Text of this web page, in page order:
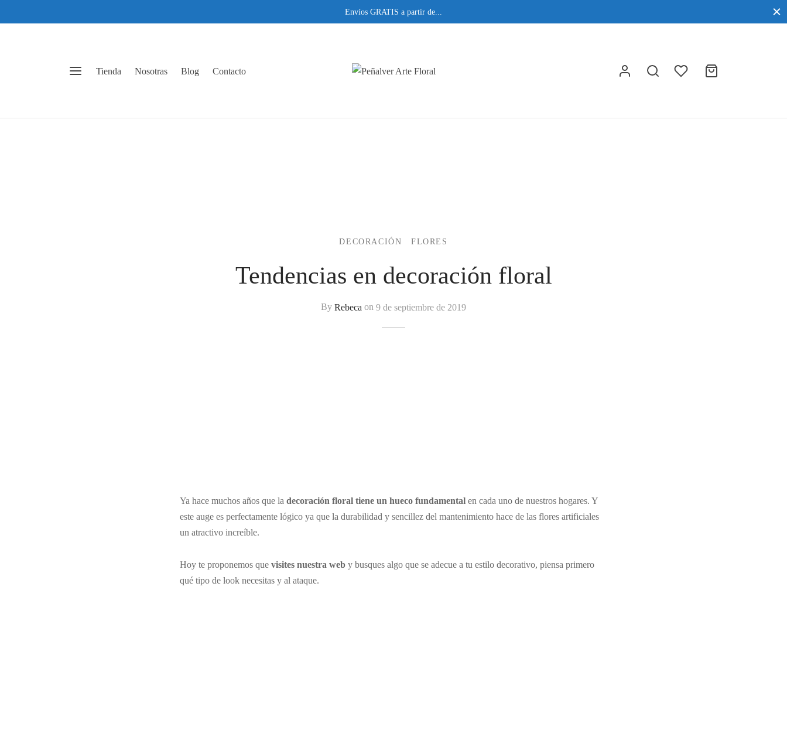
Envíos GRATIS a partir de...
Tienda Nosotras Blog Contacto
DECORACIÓN FLORES
Tendencias en decoración floral
By Rebeca on 9 de septiembre de 2019
Ya hace muchos años que la decoración floral tiene un hueco fundamental en cada uno de nuestros hogares. Y
este auge es perfectamente lógico ya que la durabilidad y sencillez del mantenimiento hace de las flores artificiales
un atractivo increíble.
Hoy te proponemos que visites nuestra web y busques algo que se adecue a tu estilo decorativo, piensa primero
qué tipo de look necesitas y al ataque.